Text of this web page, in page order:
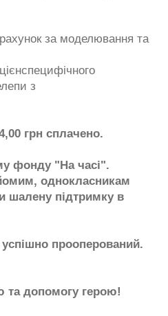
за моделювання та
з
грн сплачено.
фонду "На часі".
однокласникам
шалену підтримку в
прооперований.
та допомогу герою!